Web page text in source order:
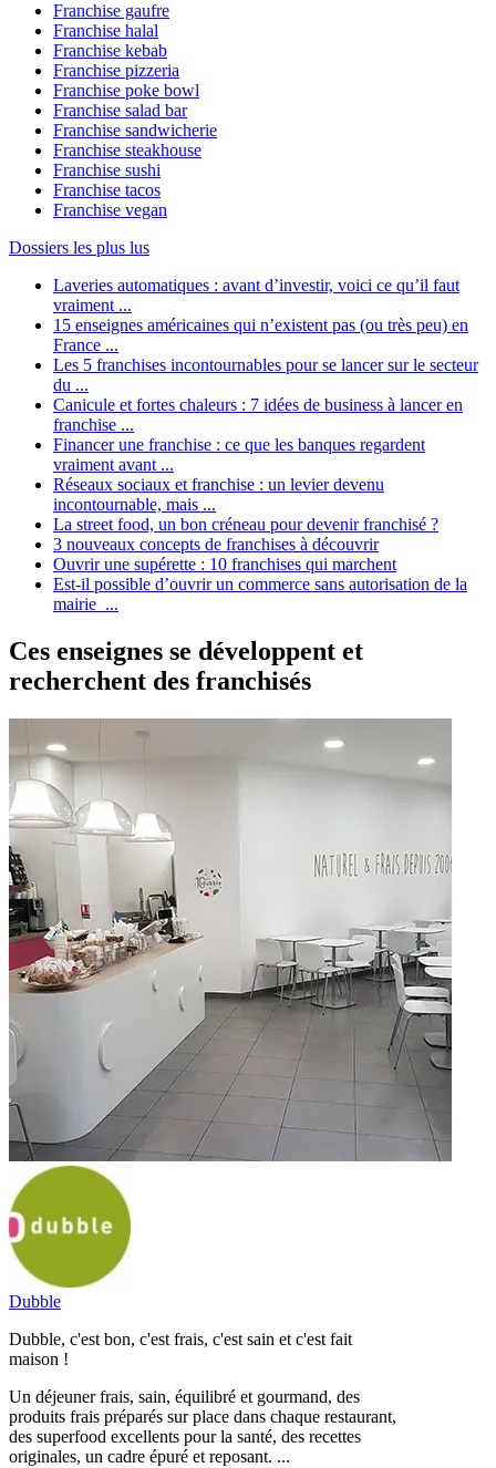
Franchise gaufre
Franchise halal
Franchise kebab
Franchise pizzeria
Franchise poke bowl
Franchise salad bar
Franchise sandwicherie
Franchise steakhouse
Franchise sushi
Franchise tacos
Franchise vegan
Dossiers les plus lus
Laveries automatiques : avant d’investir, voici ce qu’il faut
vraiment ...
15 enseignes américaines qui n’existent pas (ou très peu) en
France ...
Les 5 franchises incontournables pour se lancer sur le secteur
du ...
Canicule et fortes chaleurs : 7 idées de business à lancer en
franchise ...
Financer une franchise : ce que les banques regardent
vraiment avant ...
Réseaux sociaux et franchise : un levier devenu
incontournable, mais ...
La street food, un bon créneau pour devenir franchisé ?
3 nouveaux concepts de franchises à découvrir
Ouvrir une supérette : 10 franchises qui marchent
Est-il possible d’ouvrir un commerce sans autorisation de la
mairie ...
Ces enseignes se développent et
recherchent des franchisés
Dubble
Dubble, c'est bon, c'est frais, c'est sain et c'est fait
maison !
Un déjeuner frais, sain, équilibré et gourmand, des
produits frais préparés sur place dans chaque restaurant,
des superfood excellents pour la santé, des recettes
originales, un cadre épuré et reposant. ...